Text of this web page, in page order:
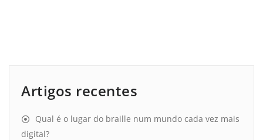
Artigos recentes
Qual é o lugar do braille num mundo cada vez mais
digital?